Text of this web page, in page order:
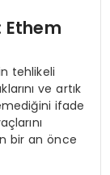
Ethem
tehlikeli
ve artık
ifade
bir an önce